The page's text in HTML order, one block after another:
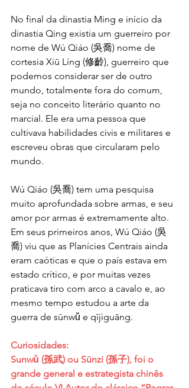
No final da dinastia Ming e início da
dinastia Qing existia um guerreiro por
nome de Wú Qiáo (吳喬) nome de
cortesia Xiū Líng (修齡), guerreiro que
podemos considerar ser de outro
mundo, totalmente fora do comum,
seja no conceito literário quanto no
marcial. Ele era uma pessoa que
cultivava habilidades civis e militares e
escreveu obras que circularam pelo
mundo.
Wú Qiáo (吳喬) tem uma pesquisa
muito aprofundada sobre armas, e seu
amor por armas é extremamente alto.
Em seus primeiros anos, Wú Qiáo (吳
喬) viu que as Planícies Centrais ainda
eram caóticas e que o país estava em
estado crítico, e por muitas vezes
praticava tiro com arco a cavalo e, ao
mesmo tempo estudou a arte da
guerra de sūnwǔ e qījìguāng.
Curiosidades:
Sunwǔ (孫武) ou Sūnzi (孫子), foi o
grande general e estrategista chinês